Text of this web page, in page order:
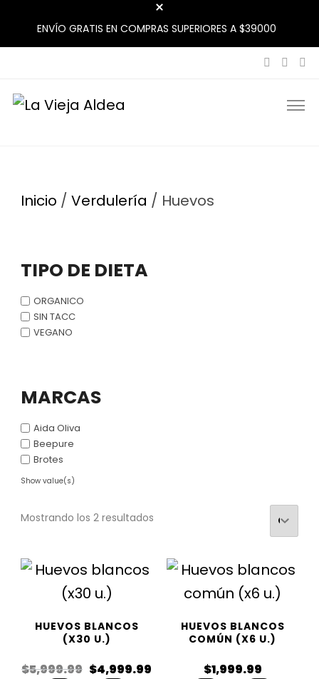
ENVÍO GRATIS EN COMPRAS SUPERIORES A $39000
La Vieja Aldea
Tu Mercado Natural Cerca
Inicio / Verdulería / Huevos
TIPO DE DIETA
ORGANICO
SIN TACC
VEGANO
MARCAS
Aida Oliva
Beepure
Brotes
Show value(s)
Mostrando los 2 resultados
HUEVOS BLANCOS
(X30 U.)
$5,999.99 $4,999.99
HUEVOS BLANCOS
COMÚN (X6 U.)
$1,999.99